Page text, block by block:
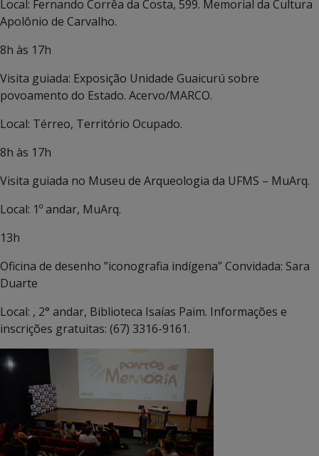
Local: Fernando Corrêa da Costa, 599. Memorial da Cultura
Apolônio de Carvalho.
8h às 17h
Visita guiada: Exposição Unidade Guaicurú sobre
povoamento do Estado. Acervo/MARCO.
Local: Térreo, Território Ocupado.
8h às 17h
Visita guiada no Museu de Arqueologia da UFMS – MuArq.
Local: 1º andar, MuArq.
13h
Oficina de desenho ”iconografia indígena” Convidada: Sara
Duarte
Local: , 2° andar, Biblioteca Isaías Paim. Informações e
inscrições gratuitas: (67) 3316-9161.